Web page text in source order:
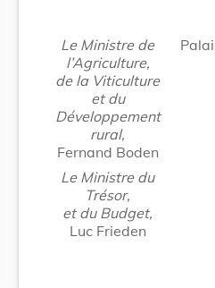
Le Ministre de
l’Agriculture,
de la Viticulture
et du
Développement
rural,
Fernand Boden
Le Ministre du
Trésor,
et du Budget,
Luc Frieden